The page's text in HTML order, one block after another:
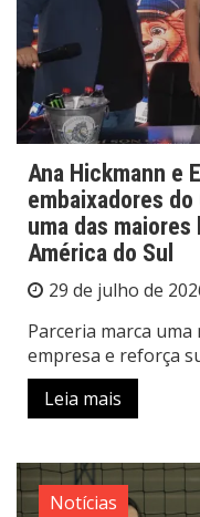
Ana Hickmann e
embaixadores do
uma das
América do Sul
29 de julho de
Parceria marca uma
empresa e reforça
Leia mais
Notícias